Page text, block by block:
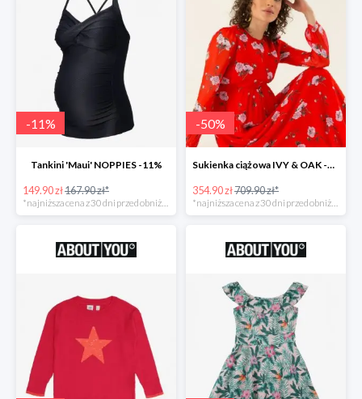
-11%
Tankini 'Maui' NOPPIES -11%
149.90 zł167.90 zł*
*najniższa cena z 30 dni przed obniżką
-50%
Sukienka ciążowa IVY & OAK -50%
354.90 zł709.90 zł*
*najniższa cena z 30 dni przed obniżką